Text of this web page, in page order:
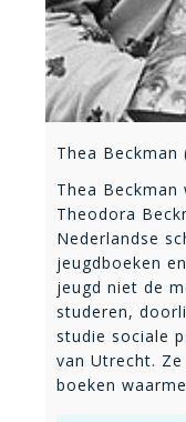
Thea
Thea Beckman
Theodora
Nederlandse
jeugdboeken
jeugd niet de
studeren,
studie sociale
van Utrecht.
boeken